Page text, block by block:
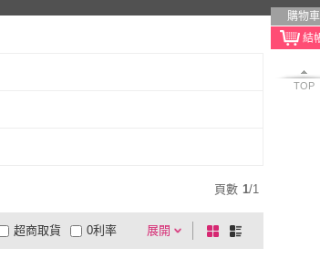
購物車
TOP
頁數 1/1
展開
電視購物
超商取貨 0利率
棋
盤
列